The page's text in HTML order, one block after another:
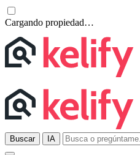
Cargando propiedad…
Buscar IA